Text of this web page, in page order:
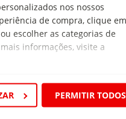
nos nossos
de compra, clique em
escolher as categorias de
informações, visite a
PERMITIR TODOS